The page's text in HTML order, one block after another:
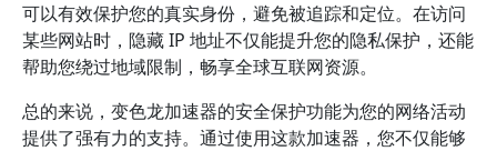
可以有效保护您的真实身份，避免被追踪和定位。在访问
某些网站时，隐藏 IP 地址不仅能提升您的隐私保护，还能
帮助您绕过地域限制，畅享全球互联网资源。
总的来说，变色龙加速器的安全保护功能为您的网络活动
提供了强有力的支持。通过使用这款加速器，您不仅能够